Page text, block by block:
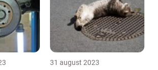
31 august 2023